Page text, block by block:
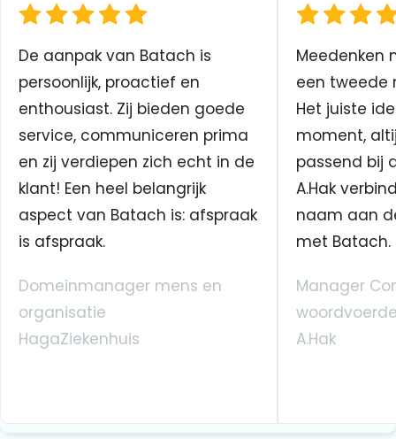
De aanpak van Batach is
persoonlijk, proactief en
enthousiast. Zij bieden goede
service, communiceren prima
en zij verdiepen zich echt in de
klant! Een heel belangrijk
aspect van Batach is: afspraak
is afspraak.
Domeinmanager mens en
organisatie
HagaZiekenhuis
Meedenken
een tweede
Het juiste
moment,
passend bij
A.Hak
naam aan
met Batach.
Manager
A.Hak